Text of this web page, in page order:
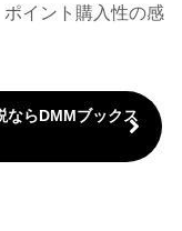
イント購入性の感
ならDMMブックス